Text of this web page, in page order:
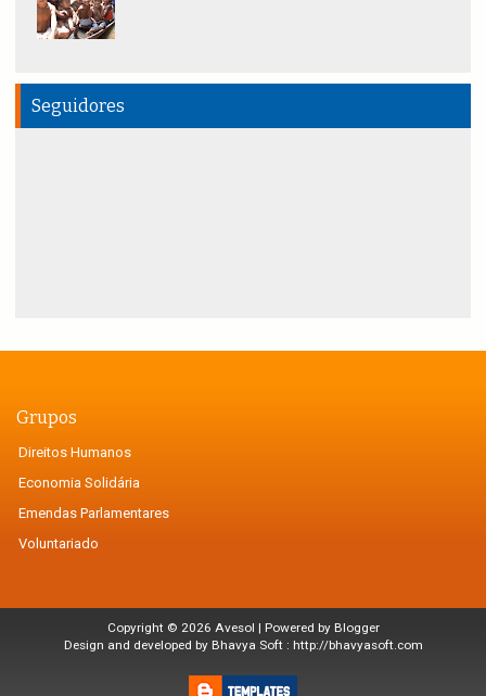
Seguidores
Grupos
Direitos Humanos
Economia Solidária
Emendas Parlamentares
Voluntariado
Copyright © 2026 Avesol | Powered by Blogger
Design and developed by Bhavya Soft : http://bhavyasoft.com